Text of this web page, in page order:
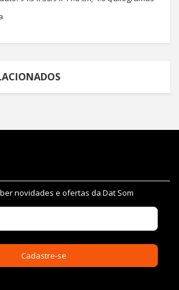
novidades e ofertas da Dat Som